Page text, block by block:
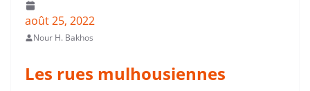
août 25, 2022
Nour H. Bakhos
Les rues mulhousiennes